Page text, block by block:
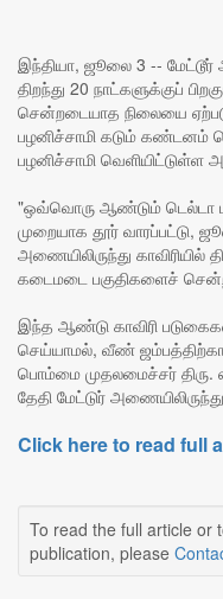
இந்தியா, ஜூலை 3 --
திறந்து 20 நாட்களுக்குப்
சென்றடையாத நிலையை
பழனிச்சாமி கடும் கண்டனம்
பழனிச்சாமி வெளியிட்டுள்ள
"ஒவ்வொரு ஆண்டும் டெல்டா
முறையாக தூர் வாரப்பட்டு,
அணையிலிருந்து
கடைமடை பகுதிகளைச்
இந்த ஆண்டு காவிரி
செய்யாமல், வீண்
பொம்மை முதலமைச்சர்
தேதி மேட்டுர்
Click here to read full
To read the full article or
publication, please